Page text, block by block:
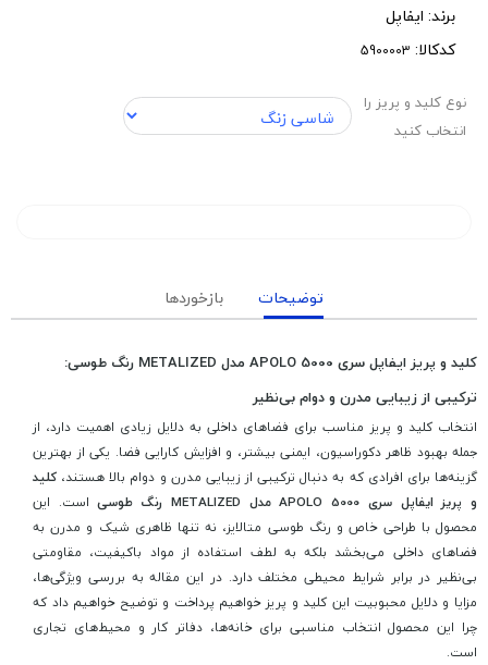
برند: ایفاپل
کدکالا:
نوع کلید و پریز را
انتخاب کنید
توضیحات بازخوردها
کلید و پریز ایفاپل سری APOLO 5000 مدل METALIZED رنگ طوسی:
ترکیبی از زیبایی مدرن و دوام بی‌نظیر
انتخاب کلید و پریز مناسب برای فضاهای داخلی به دلایل زیادی اهمیت دارد، از
جمله بهبود ظاهر دکوراسیون، ایمنی بیشتر، و افزایش کارایی فضا. یکی از بهترین
گزینه‌ها برای افرادی که به دنبال ترکیبی از زیبایی مدرن و دوام بالا هستند، کلید
و پریز ایفاپل سری APOLO 5000 مدل METALIZED رنگ طوسی
است. این
محصول با طراحی خاص و رنگ طوسی متالایز، نه تنها ظاهری شیک و مدرن به
فضاهای داخلی می‌بخشد بلکه به لطف استفاده از مواد باکیفیت، مقاومتی
بی‌نظیر در برابر شرایط محیطی مختلف دارد. در این مقاله به بررسی ویژگی‌ها،
مزایا و دلایل محبوبیت این کلید و پریز خواهیم پرداخت و توضیح خواهیم داد که
چرا این محصول انتخاب مناسبی برای خانه‌ها، دفاتر کار و محیط‌های تجاری
است.